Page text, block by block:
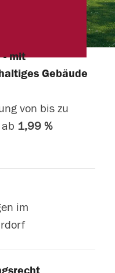
- mit
Gebäude
von bis zu
1,99 %
im